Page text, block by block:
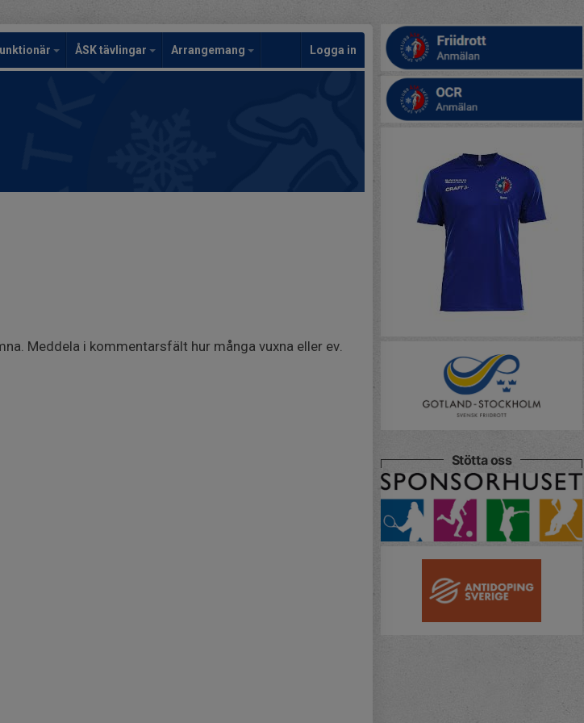
ÅSK tävlingar Arrangemang Logga in
Meddela i kommentarsfält hur många vuxna eller ev.
Stötta oss